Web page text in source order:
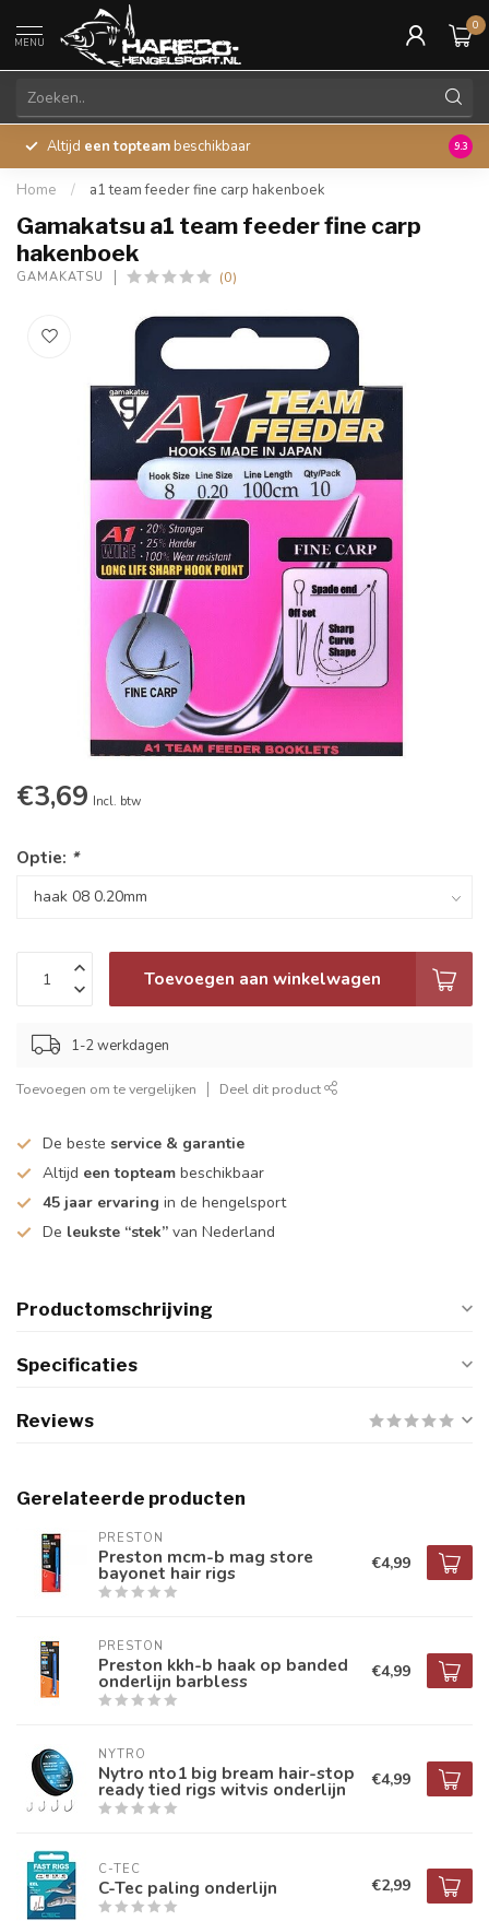
MENU
0
Altijd een topteam beschikbaar 45
9.3
Home / a1 team feeder fine carp hakenboek
Gamakatsu a1 team feeder fine carp
hakenboek
GAMAKATSU (0)
€3,69 Incl. btw
Optie: *
Toevoegen aan winkelwagen
1-2 werkdagen
Toevoegen om te vergelijken Deel dit product
De beste service & garantie
Altijd een topteam beschikbaar
45 jaar ervaring in de hengelsport
De leukste “stek” van Nederland
Productomschrijving
Specificaties
Reviews
Gerelateerde producten
PRESTON
Preston mcm-b mag store
bayonet hair rigs €4,99
PRESTON
Preston kkh-b haak op banded
onderlijn barbless €4,99
NYTRO
Nytro nto1 big bream hair-stop
ready tied rigs witvis onderlijn €4,99
C-TEC
C-Tec paling onderlijn €2,99